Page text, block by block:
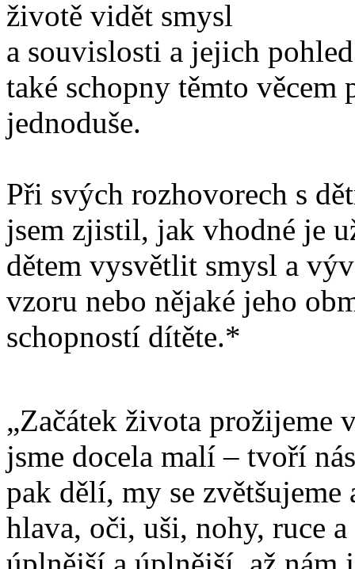
životě vidět smysl
a souvislosti a jejich
také schopny těmto věcem
jednoduše.
Při svých rozhovorech s
jsem zjistil, jak vhodné je
dětem vysvětlit smysl a
vzoru nebo nějaké jeho
schopností dítěte.*
„Začátek života prožijeme
jsme docela malí – tvoří
pak dělí, my se zvětšujeme
hlava, oči, uši, nohy, ruce